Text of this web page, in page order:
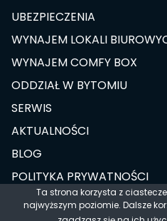
UBEZPIECZENIA
WYNAJEM LOKALI
WYNAJEM COMFY BOX
ODDZIAŁ W BYTOMIU
SERWIS
AKTUALNOŚCI
BLOG
POLITYKA PRYWATNOŚCI
Ta strona korzysta z
najwyższym poziomie. Dalsze